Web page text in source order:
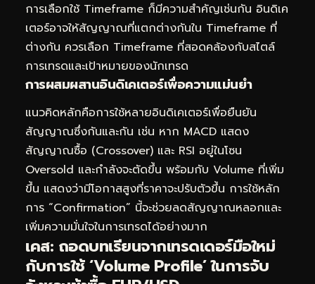
การเลือกใช้ Timeframe ก็มีความสำคัญเช่นกัน อินดิเค
เตอร์อาจให้สัญญาณที่แตกต่างกันใน Timeframe ที่
ต่างกัน ควรเลือก Timeframe ที่สอดคล้องกับสไตล์
การเทรดและเป้าหมายของนักเทรด
การผสมผสานอินดิเคเตอร์เพื่อความแม่นยำ
แนวคิดหลักคือการใช้หลายอินดิเคเตอร์เพื่อยืนยัน
สัญญาณซึ่งกันและกัน เช่น หาก MACD แสดง
สัญญาณซื้อ (Crossover) และ RSI อยู่ในโซน
Oversold และกำลังจะตัดขึ้น พร้อมกับ Volume ที่เพิ่ม
ขึ้น แสดงว่ามีโอกาสสูงที่ราคาจะปรับตัวขึ้น การใช้หลัก
การ “Confirmation” นี้จะช่วยลดสัญญาณหลอกและ
เพิ่มความมั่นใจในการเทรดได้อย่างมาก
เคส: ถอดบทเรียนจากเทรดเดอร์มือใหม่
กับการใช้ ‘Volume Profile’ ในการจับ